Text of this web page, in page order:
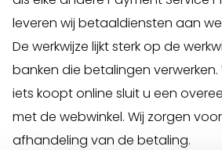
leveren wij betaaldiensten aan
De werkwijze lijkt sterk op de
banken die betalingen verwerken.
iets koopt online sluit u een
met de webwinkel. Wij zorgen
afhandeling van de betaling.